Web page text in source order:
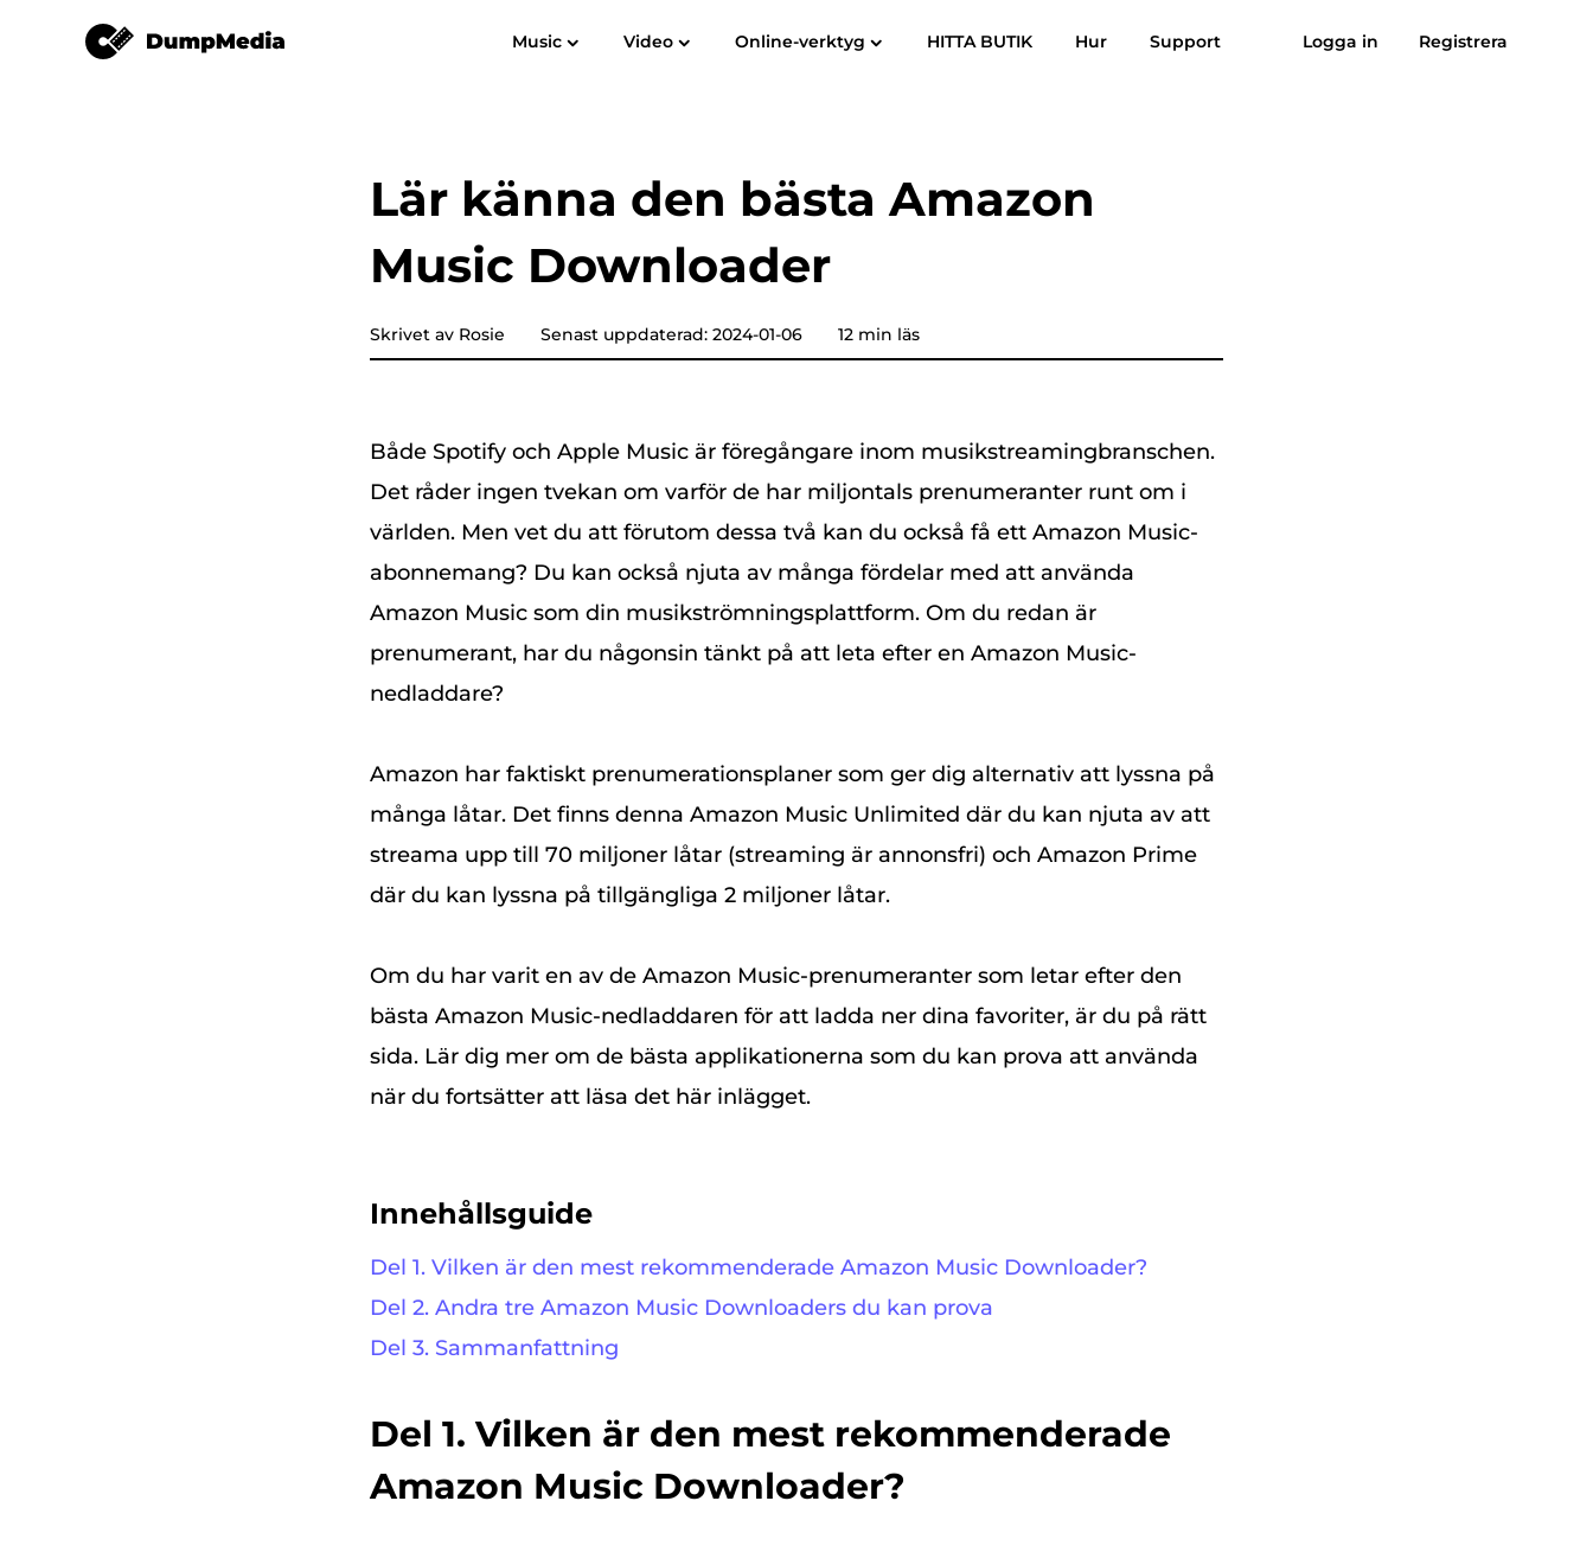
Music
Apple Music Converter YouTube Music Converter
Amazon Music Converter Hörbar omvandlare
Pandora Music Converter
Video Online-verktyg HITTA BUTIK Hur Support Logga in Registrera
Amazon Music Converter Användarhandbok Vanliga frågor Omdömen Gratis nedladdning Köp nu
Lär känna den bästa Amazon
Music Downloader
Skrivet av Rosie Senast uppdaterad: 2024-01-06 12 min läs
Både Spotify och Apple Music är föregångare inom musikstreamingbranschen.
Det råder ingen tvekan om varför de har miljontals prenumeranter runt om i
världen. Men vet du att förutom dessa två kan du också få ett Amazon Music-
abonnemang? Du kan också njuta av många fördelar med att använda
Amazon Music som din musikströmningsplattform. Om du redan är
prenumerant, har du någonsin tänkt på att leta efter en Amazon Music-
nedladdare?
Amazon har faktiskt prenumerationsplaner som ger dig alternativ att lyssna på
många låtar. Det finns denna Amazon Music Unlimited där du kan njuta av att
streama upp till 70 miljoner låtar (streaming är annonsfri) och Amazon Prime
där du kan lyssna på tillgängliga 2 miljoner låtar.
Om du har varit en av de Amazon Music-prenumeranter som letar efter den
bästa Amazon Music-nedladdaren för att ladda ner dina favoriter, är du på rätt
sida. Lär dig mer om de bästa applikationerna som du kan prova att använda
när du fortsätter att läsa det här inlägget.
Innehållsguide
Del 1. Vilken är den mest rekommenderade Amazon Music Downloader?
Del 2. Andra tre Amazon Music Downloaders du kan prova
Del 3. Sammanfattning
Del 1. Vilken är den mest rekommenderade
Amazon Music Downloader?